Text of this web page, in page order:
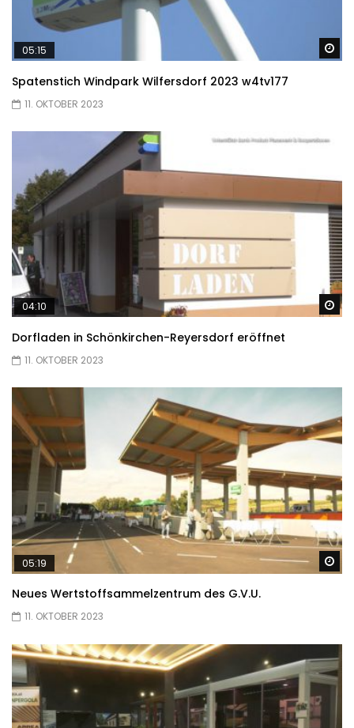
05:15
Spatenstich Windpark Wilfersdorf 2023 w4tv177
11. OKTOBER 2023
04:10
Dorfladen in Schönkirchen-Reyersdorf eröffnet
11. OKTOBER 2023
05:19
Neues Wertstoffsammelzentrum des G.V.U.
11. OKTOBER 2023